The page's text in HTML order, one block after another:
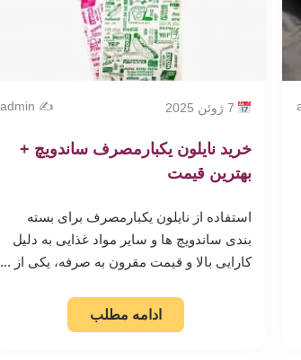
✍️ admin
خرید نایلون یکبارمصرف ساندویچ +
بهترین قیمت
استفاده از نایلون یکبارمصرف برای بسته
بندی ساندویچ ها و سایر مواد غذایی به دلیل
کارایی بالا و قیمت مقرون به صرفه، یکی از ...
ادامه مطلب